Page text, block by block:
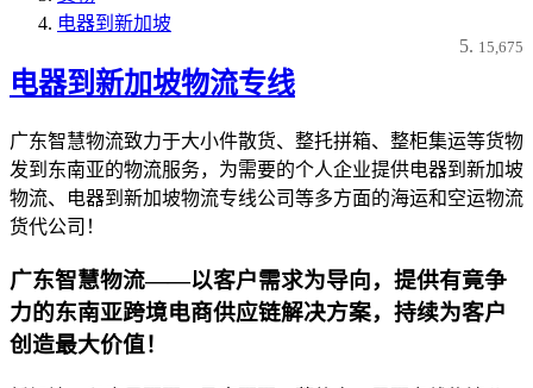
电器到新加坡
15,675
电器到新加坡物流专线
广东智慧物流致力于大小件散货、整托拼箱、整柜集运等货物
发到东南亚的物流服务，为需要的个人企业提供电器到新加坡
物流、电器到新加坡物流专线公司等多方面的海运和空运物流
货代公司！
广东智慧物流——以客户需求为导向，提供有竟争
力的东南亚跨境电商供应链解决方案，持续为客户
创造最大价值！